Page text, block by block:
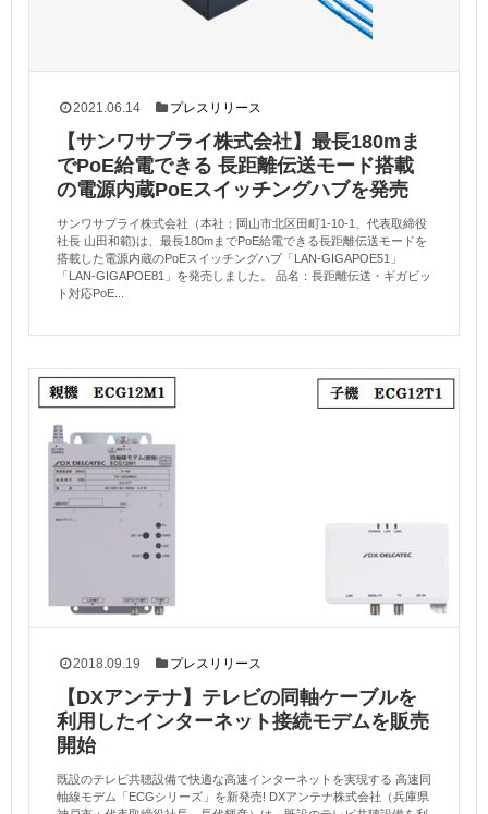
2021.06.14 プレスリリース
【サンワサプライ株式会社】最長180mま
でPoE給電できる 長距離伝送モード搭載
の電源内蔵PoEスイッチングハブを発売
サンワサプライ株式会社（本社：岡山市北区田町1-10-1、代表取締役
社長 山田和範)は、最長180mまでPoE給電できる長距離伝送モードを
搭載した電源内蔵のPoEスイッチングハブ「LAN-GIGAPOE51」
「LAN-GIGAPOE81」を発売しました。 品名：長距離伝送・ギガビッ
ト対応PoE...
2018.09.19 プレスリリース
【DXアンテナ】テレビの同軸ケーブルを
利用したインターネット接続モデムを販売
開始
既設のテレビ共聴設備で快適な高速インターネットを実現する 高速同
軸線モデム「ECGシリーズ」を新発売! DXアンテナ株式会社（兵庫県